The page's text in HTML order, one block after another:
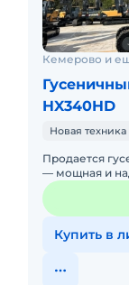
Кемерово и
HX340HD
Новая техника
Продается
— мощная и
работ. Если
Купить в